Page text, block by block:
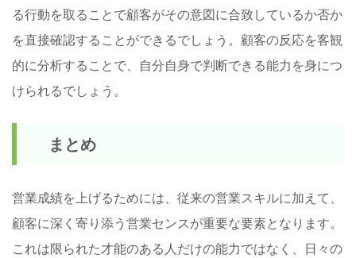
る行動を取ることで顧客がその意図に合致しているか否か
を直接確認することができるでしょう。顧客の反応を客観
的に分析することで、自分自身で判断できる能力を身につ
けられるでしょう。
まとめ
営業成績を上げるためには、従来の営業スキルに加えて、
顧客に深く寄り添う営業センスが重要な要素となります。
これは限られた才能のある人だけの能力ではなく、日々の